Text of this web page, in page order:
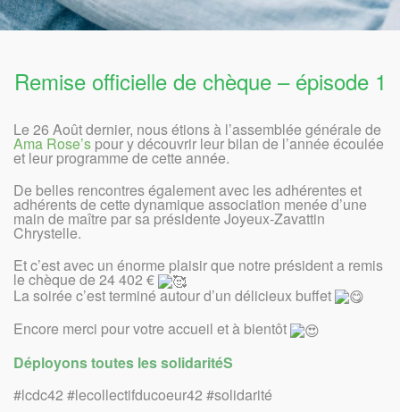
Remise officielle de chèque – épisode 1
Le 26 Août dernier, nous étions à l’assemblée générale de
Ama Rose’s pour y découvrir leur bilan de l’année écoulée
et leur programme de cette année.
De belles rencontres également avec les adhérentes et
adhérents de cette dynamique association menée d’une
main de maître par sa présidente Joyeux-Zavattin
Chrystelle.
Et c’est avec un énorme plaisir que notre président a remis
le chèque de 24 402 €
La soirée c’est terminé autour d’un délicieux buffet
Encore merci pour votre accueil et à bientôt
Déployons toutes les solidaritéS
#lcdc42 #lecollectifducoeur42 #solidarité